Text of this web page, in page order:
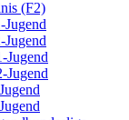
(F2)
Jugend
Jugend
Jugend
Jugend